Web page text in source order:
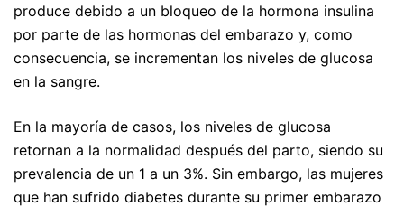
produce debido a un bloqueo de la hormona insulina
por parte de las hormonas del embarazo y, como
consecuencia, se incrementan los niveles de glucosa
en la sangre.
En la mayoría de casos, los niveles de glucosa
retornan a la normalidad después del parto, siendo su
prevalencia de un 1 a un 3%. Sin embargo, las mujeres
que han sufrido diabetes durante su primer embarazo